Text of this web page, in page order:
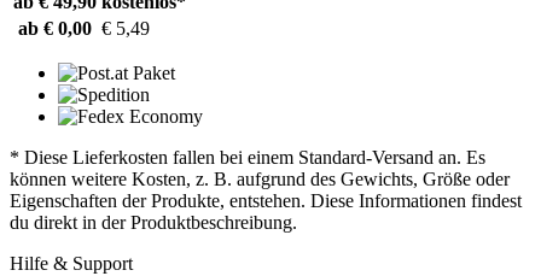
ab € 0,00 € 5,49
* Diese Lieferkosten fallen bei einem Standard-Versand an. Es
können weitere Kosten, z. B. aufgrund des Gewichts, Größe oder
Eigenschaften der Produkte, entstehen. Diese Informationen findest
du direkt in der Produktbeschreibung.
Hilfe & Support